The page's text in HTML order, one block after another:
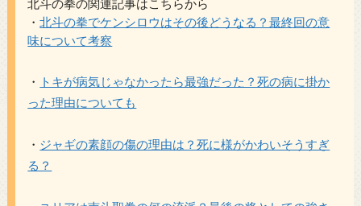
北斗の拳の関連記事はこちらから
・北斗の拳でケンシロウはその後どうなる？最終回の意
味について考察
・
トキが病気じゃなかったら最強だった？死の病に掛か
った理由についても
・ ジャギの素顔の傷の理由は？死に様がかわいそうすぎ
る？